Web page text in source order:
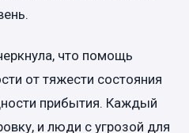
что помощь
от тяжести состояния
прибытия. Каждый
и люди с угрозой для